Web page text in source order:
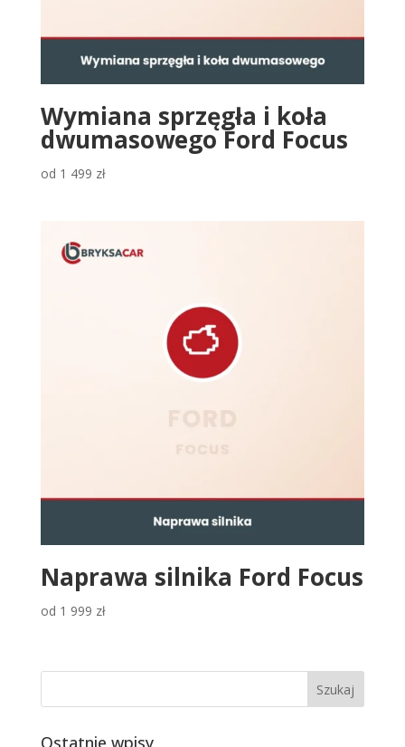
Wymiana sprzęgła i koła
dwumasowego Ford Focus
od 1 499 zł
Naprawa silnika Ford Focus
od 1 999 zł